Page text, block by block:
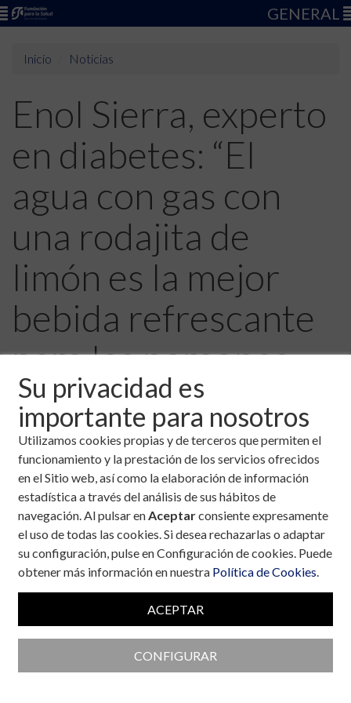
Su privacidad es
importante para nosotros
Utilizamos cookies propias y de terceros que permiten el
funcionamiento y la prestación de los servicios ofrecidos
en el Sitio web, así como la elaboración de información
estadística a través del análisis de sus hábitos de
navegación. Al pulsar enAceptarconsiente expresamente
el uso de todas las cookies. Si desea rechazarlas o adaptar
su configuración, pulse en Configuración de cookies. Puede
obtener más información en nuestra Política de Cookies.
ACEPTAR
CONFIGURAR
GENERAL
Inicio Noticias
Enol Sierra, experto
en diabetes: “El
agua con gas con
una rodajita de
limón es la mejor
bebida refrescante
para las personas
diabéticas, tiene
más minerales y
potasio”
1 de septiembre, 2025
Las altas temperaturas del verano, y cómo estas pueden
conllevar consecuencias negativas en la salud, exigen que se
tomen ciertas precauciones, por ejemplo, para evitar golpes
de calor o casos de deshidratación. Estas medidas han de ser
todavía más minuciosas para aquellas personas con
enfermedades crónicas, como la diabetes. El Colegio Oficial
de Farmacéuticos de Madrid (COFM) advierte de que el